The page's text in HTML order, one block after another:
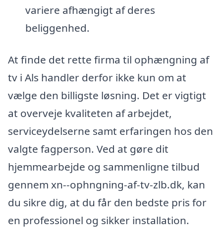
variere afhængigt af deres
beliggenhed.
At finde det rette firma til ophængning af
tv i Als handler derfor ikke kun om at
vælge den billigste løsning. Det er vigtigt
at overveje kvaliteten af arbejdet,
serviceydelserne samt erfaringen hos den
valgte fagperson. Ved at gøre dit
hjemmearbejde og sammenligne tilbud
gennem xn--ophngning-af-tv-zlb.dk, kan
du sikre dig, at du får den bedste pris for
en professionel og sikker installation.